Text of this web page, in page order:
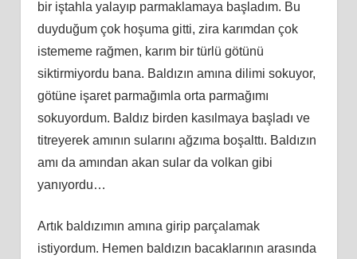
bir iştahla yalayıp parmaklamaya başladım. Bu
duyduğum çok hoşuma gitti, zira karımdan çok
istememe rağmen, karım bir türlü götünü
siktirmiyordu bana. Baldızın amına dilimi sokuyor,
götüne işaret parmağımla orta parmağımı
sokuyordum. Baldız birden kasılmaya başladı ve
titreyerek amının sularını ağzıma boşalttı. Baldızın
amı da amından akan sular da volkan gibi
yanıyordu…
Artık baldızımın amına girip parçalamak
istiyordum. Hemen baldızın bacaklarının arasında